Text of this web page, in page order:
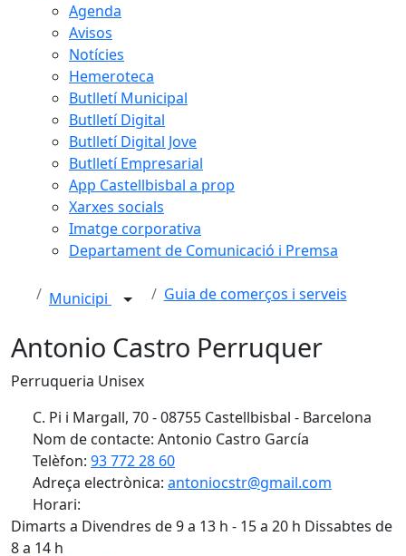
Agenda
Avisos
Notícies
Hemeroteca
Butlletí Municipal
Butlletí Digital
Butlletí Digital Jove
Butlletí Empresarial
App Castellbisbal a prop
Xarxes socials
Imatge corporativa
Departament de Comunicació i Premsa
Municipi Guia de comerços i serveis
Antonio Castro Perruquer
Perruqueria Unisex
C. Pi i Margall, 70 - 08755 Castellbisbal - Barcelona
Nom de contacte: Antonio Castro García
Telèfon: 93 772 28 60
Adreça electrònica: antoniocstr@gmail.com
Horari:
Dimarts a Divendres de 9 a 13 h - 15 a 20 h Dissabtes de
8 a 14 h